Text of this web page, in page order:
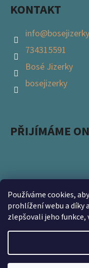
Používáme cookies,
prohlížení webu a díky
zlepšovali jeho
KONTAKT
info@
734315591
Bosé Jizerky
bosejizerky
PŘIJÍMÁME
Podpořte s námi
Ukliďme Česko.
nám je na prodejnu